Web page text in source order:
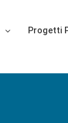
Progetti